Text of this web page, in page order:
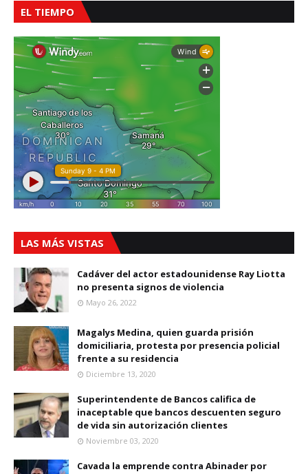
EL TIEMPO
LAS MÁS VISTAS
Cadáver del actor estadounidense Ray Liotta
no presenta signos de violencia
Mayo 26, 2022
Magalys Medina, quien guarda prisión
domiciliaria, protesta por presencia policial
frente a su residencia
Diciembre 13, 2020
Superintendente de Bancos califica de
inaceptable que bancos descuenten seguro
de vida sin autorización clientes
Noviembre 03, 2020
Cavada la emprende contra Abinader por